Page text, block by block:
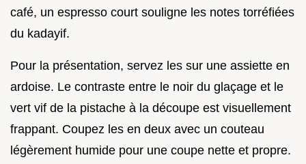
café, un espresso court souligne les notes torréfiées
du kadayif.
Pour la présentation, servez les sur une assiette en
ardoise. Le contraste entre le noir du glaçage et le
vert vif de la pistache à la découpe est visuellement
frappant. Coupez les en deux avec un couteau
légèrement humide pour une coupe nette et propre.